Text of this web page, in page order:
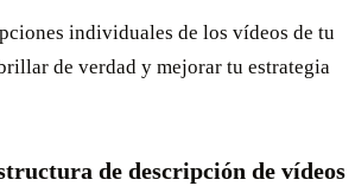
individuales de los vídeos de tu
de verdad y mejorar tu estrategia
de descripción de vídeos